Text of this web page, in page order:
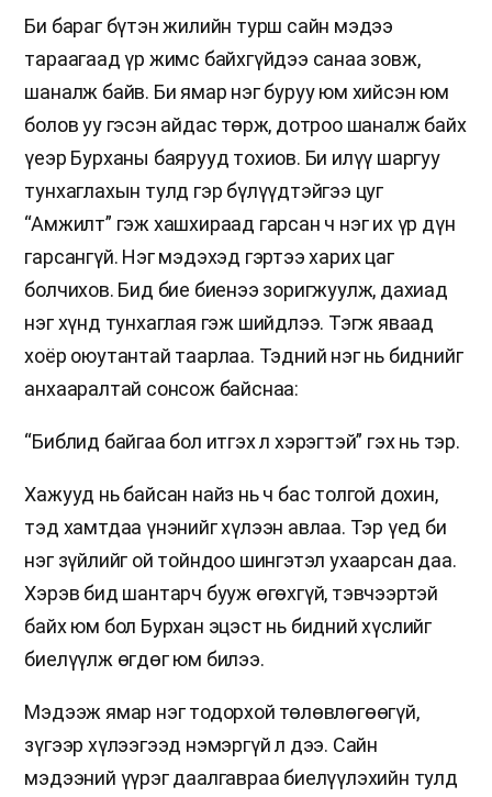
Би бараг бүтэн жилийн турш сайн мэдээ
тараагаад үр жимс байхгүйдээ санаа зовж,
шаналж байв. Би ямар нэг буруу юм хийсэн юм
болов уу гэсэн айдас төрж, дотроо шаналж байх
үеэр Бурханы баярууд тохиов. Би илүү шаргуу
тунхаглахын тулд гэр бүлүүдтэйгээ цуг
“Амжилт” гэж хашхираад гарсан ч нэг их үр дүн
гарсангүй. Нэг мэдэхэд гэртээ харих цаг
болчихов. Бид бие биенээ зоригжуулж, дахиад
нэг хүнд тунхаглая гэж шийдлээ. Тэгж яваад
хоёр оюутантай таарлаа. Тэдний нэг нь биднийг
анхааралтай сонсож байснаа:
“Библид байгаа бол итгэх л хэрэгтэй” гэх нь тэр.
Хажууд нь байсан найз нь ч бас толгой дохин,
тэд хамтдаа үнэнийг хүлээн авлаа. Тэр үед би
нэг зүйлийг ой тойндоо шингэтэл ухаарсан даа.
Хэрэв бид шантарч бууж өгөхгүй, тэвчээртэй
байх юм бол Бурхан эцэст нь бидний хүслийг
биелүүлж өгдөг юм билээ.
Мэдээж ямар нэг тодорхой төлөвлөгөөгүй,
зүгээр хүлээгээд нэмэргүй л дээ. Сайн
мэдээний үүрэг даалгавраа биелүүлэхийн тулд